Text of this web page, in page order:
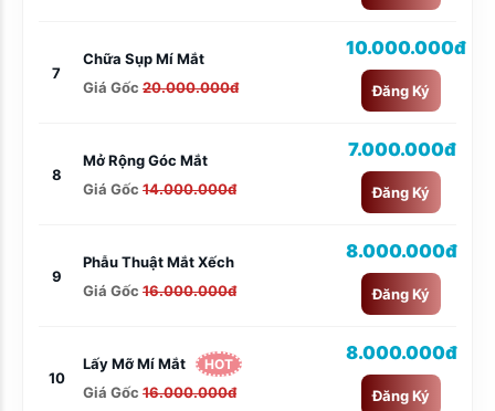
7
Chữa Sụp Mí Mắt
Giá Gốc 20.000.000đ
10.000.000đ
Đăng Ký
8
Mở Rộng Góc Mắt
Giá Gốc 14.000.000đ
7.000.000đ
Đăng Ký
9
Phẫu Thuật Mắt Xếch
Giá Gốc 16.000.000đ
8.000.000đ
Đăng Ký
10
Lấy Mỡ Mí Mắt HOT
Giá Gốc 16.000.000đ
8.000.000đ
Đăng Ký